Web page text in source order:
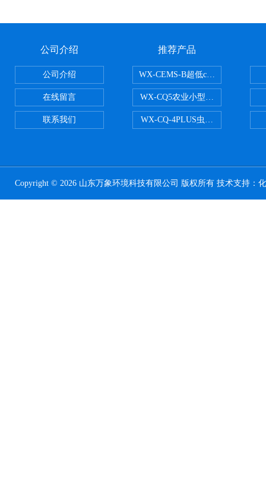
公司介绍
公司介绍
在线留言
联系我们
推荐产品
WX-CEMS-B超低cems烟气监测系
WX-CQ5农业小型气象站
WX-CQ-4PLUS虫情测报灯
Copyright © 2026 山东万象环境科技有限公司 版权所有 技术支持：